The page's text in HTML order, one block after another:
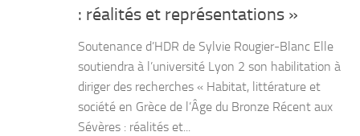
: réalités et représentations »
Soutenance d’HDR de Sylvie Rougier-Blanc Elle
soutiendra à l’université Lyon 2 son habilitation à
diriger des recherches « Habitat, littérature et
société en Grèce de l’Âge du Bronze Récent aux
Sévères : réalités et...